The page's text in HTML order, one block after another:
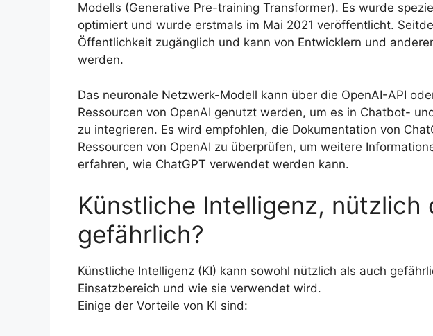
Modells (Generative Pre-training Transformer). Es wurde
optimiert und wurde erstmals im Mai 2021 veröffentlicht.
Öffentlichkeit zugänglich und kann von Entwicklern und
werden.
Das neuronale Netzwerk-Modell kann über die OpenAI-API
Ressourcen von OpenAI genutzt werden, um es in Chatbot-
zu integrieren. Es wird empfohlen, die Dokumentation von
Ressourcen von OpenAI zu überprüfen, um weitere
erfahren, wie ChatGPT verwendet werden kann.
Künstliche Intelligenz, nützlich
gefährlich?
Künstliche Intelligenz (KI) kann sowohl nützlich als auch
Einsatzbereich und wie sie verwendet wird.
Einige der Vorteile von KI sind: